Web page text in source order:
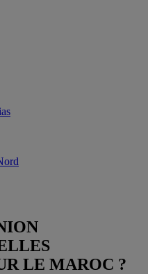
LE MAROC ?